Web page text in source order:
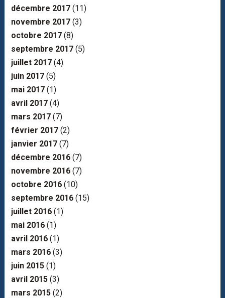
décembre 2017(11)
novembre 2017(3)
octobre 2017(8)
septembre 2017(5)
juillet 2017(4)
juin 2017(5)
mai 2017(1)
avril 2017(4)
mars 2017(7)
février 2017(2)
janvier 2017(7)
décembre 2016(7)
novembre 2016(7)
octobre 2016(10)
septembre 2016(15)
juillet 2016(1)
mai 2016(1)
avril 2016(1)
mars 2016(3)
juin 2015(1)
avril 2015(3)
mars 2015(2)